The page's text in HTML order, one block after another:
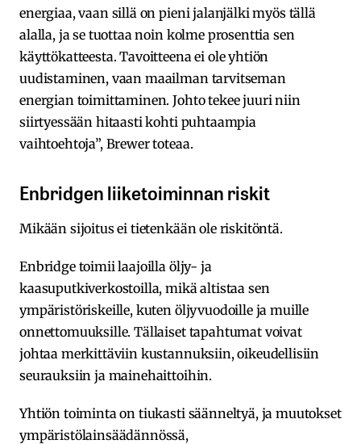
energiaa, vaan sillä on pieni jalanjälki myös tällä
alalla, ja se tuottaa noin kolme prosenttia sen
käyttökatteesta. Tavoitteena ei ole yhtiön
uudistaminen, vaan maailman tarvitseman
energian toimittaminen. Johto tekee juuri niin
siirtyessään hitaasti kohti puhtaampia
vaihtoehtoja”, Brewer toteaa.
Enbridgen liiketoiminnan riskit
Mikään sijoitus ei tietenkään ole riskitöntä.
Enbridge toimii laajoilla öljy- ja
kaasuputkiverkostoilla, mikä altistaa sen
ympäristöriskeille, kuten öljyvuodoille ja muille
onnettomuuksille. Tällaiset tapahtumat voivat
johtaa merkittäviin kustannuksiin, oikeudellisiin
seurauksiin ja mainehaittoihin.
Yhtiön toiminta on tiukasti säänneltyä, ja muutokset
ympäristölainsäädännössä,